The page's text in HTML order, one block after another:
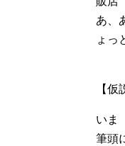
あ、
ょっ
【仮
いま
筆頭